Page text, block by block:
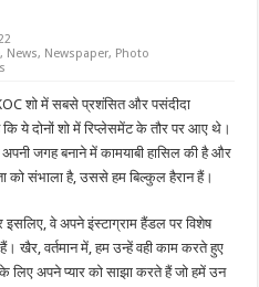
, News, Newspaper, Photo
शो में सबसे प्रशंसित और पसंदीदा
ये दोनों शो में रिप्लेसमेंट के तौर पर आए थे।
जगह बनाने में कामयाबी हासिल की है और
को संभाला है, उससे हम बिल्कुल हैरान हैं।
इसलिए, वे अपने इंस्टाग्राम हैंडल पर विशेष
खैर, वर्तमान में, हम उन्हें वही काम करते हुए
अपने प्यार को साझा करते हैं जो हमें उन